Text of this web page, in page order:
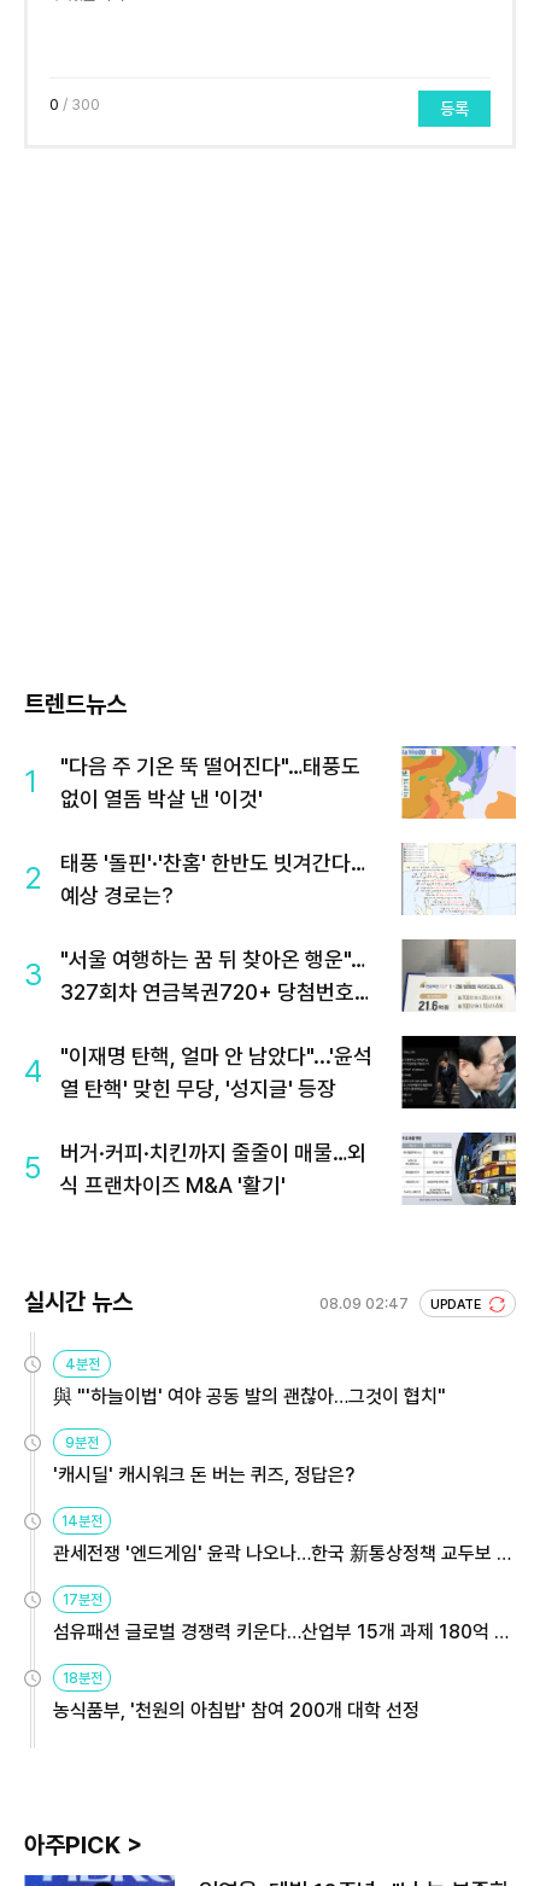
0 / 300 등록
트렌드뉴스
1
"다음 주 기온 뚝 떨어진다"…태풍도
없이 열돔 박살 낸 '이것'
2
태풍 '돌핀'·'찬홈' 한반도 빗겨간다…
예상 경로는?
3
"서울 여행하는 꿈 뒤 찾아온 행운"…
327회차 연금복권720+ 당첨번호조
4
"이재명 탄핵, 얼마 안 남았다"...'윤석
열 탄핵' 맞힌 무당, '성지글' 등장
5
버거·커피·치킨까지 줄줄이 매물…외
식 프랜차이즈 M&A '활기'
실시간 뉴스 08.09 02:47 UPDATE
4분전
與 "'하늘이법' 여야 공동 발의 괜찮아…그것이 협치"
9분전
'캐시딜' 캐시워크 돈 버는 퀴즈, 정답은?
14분전
관세전쟁 '엔드게임' 윤곽 나오나…한국 新통상정책 교두보 활
17분전
섬유패션 글로벌 경쟁력 키운다…산업부 15개 과제 180억 지
18분전
농식품부, '천원의 아침밥' 참여 200개 대학 선정
아주PICK >